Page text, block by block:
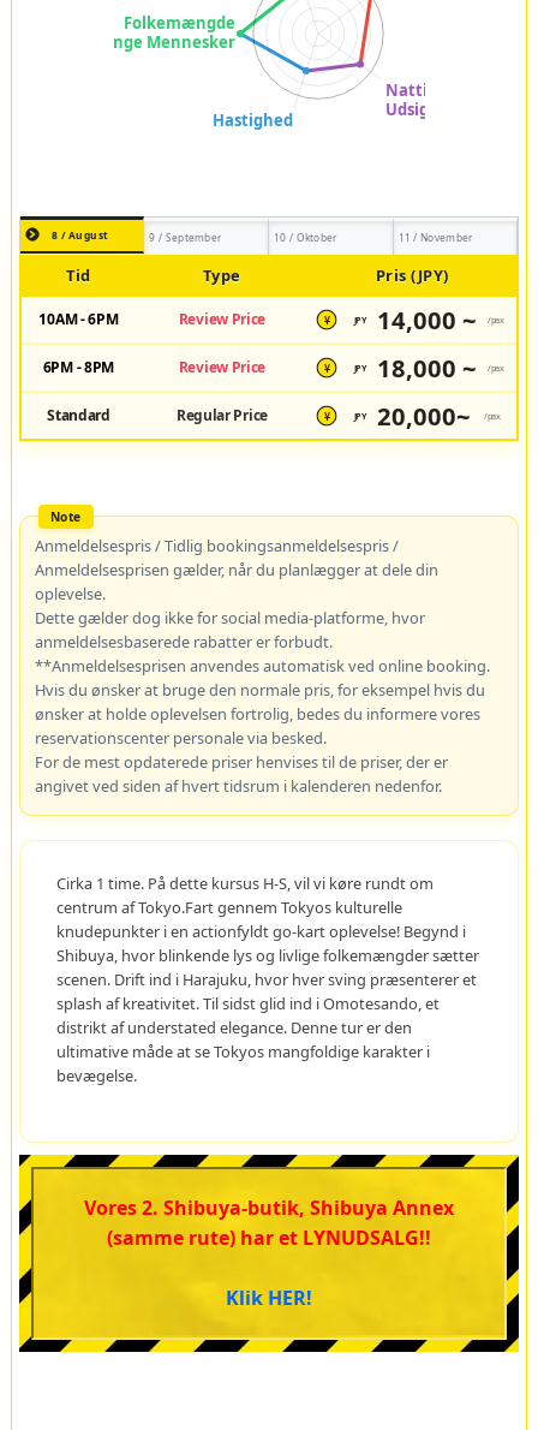
8 / August 9 / September 10 / Oktober 11 / November
Tid Type Pris (JPY)
10AM - 6PM Review Price ¥ JPY 14,000 ~ /pax
6PM - 8PM Review Price ¥ JPY 18,000 ~ /pax
Standard Regular Price ¥ JPY 20,000~ /pax
Anmeldelsespris / Tidlig bookingsanmeldelsespris /
Anmeldelsesprisen gælder, når du planlægger at dele din
oplevelse.
Dette gælder dog ikke for social media-platforme, hvor
anmeldelsesbaserede rabatter er forbudt.
**Anmeldelsesprisen anvendes automatisk ved online booking.
Hvis du ønsker at bruge den normale pris, for eksempel hvis du
ønsker at holde oplevelsen fortrolig, bedes du informere vores
reservationscenter personale via besked.
For de mest opdaterede priser henvises til de priser, der er
angivet ved siden af hvert tidsrum i kalenderen nedenfor.
Cirka 1 time. På dette kursus H-S, vil vi køre rundt om
centrum af Tokyo.Fart gennem Tokyos kulturelle
knudepunkter i en actionfyldt go-kart oplevelse! Begynd i
Shibuya, hvor blinkende lys og livlige folkemængder sætter
scenen. Drift ind i Harajuku, hvor hver sving præsenterer et
splash af kreativitet. Til sidst glid ind i Omotesando, et
distrikt af understated elegance. Denne tur er den
ultimative måde at se Tokyos mangfoldige karakter i
bevægelse.
Vores 2. Shibuya-butik, Shibuya Annex
(samme rute) har et LYNUDSALG!!
Klik HER!